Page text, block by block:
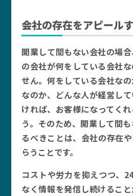
会社の存在をアピール
開業して間もない会社の場
の会社が何をしている会社
せん。何をしている会社な
なのか、どんな人が経営し
ければ、お客様になってく
う。そのため、開業して間
るべきことは、会社の存在
らうことです。
コストや労力を抑えつつ、
なく情報を発信し続けるこ